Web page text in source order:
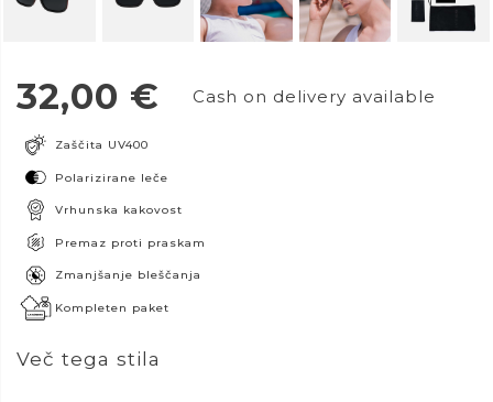
32,00 € Cash on delivery available
Zaščita UV400
Polarizirane leče
Vrhunska kakovost
Premaz proti praskam
Zmanjšanje bleščanja
Kompleten paket
Več tega stila